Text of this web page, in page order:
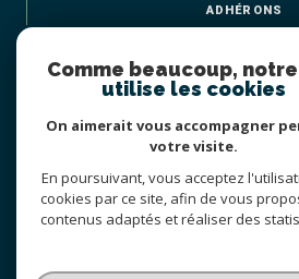
ADHÉRONS
© 2026 | TOUS DROITS RÉSERVÉS | TRADUCTION
Comme beaucoup,
utilise les cookies
On aimerait vous accompagner
votre visite.
En poursuivant, vous acceptez
cookies par ce site, afin de vous
contenus adaptés et réaliser des